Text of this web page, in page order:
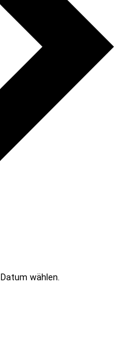
Datum wählen.